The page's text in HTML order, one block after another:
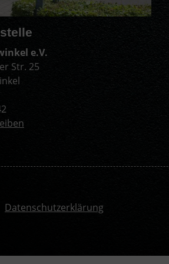
e.V.
Str. 25
Datenschutzerklärung